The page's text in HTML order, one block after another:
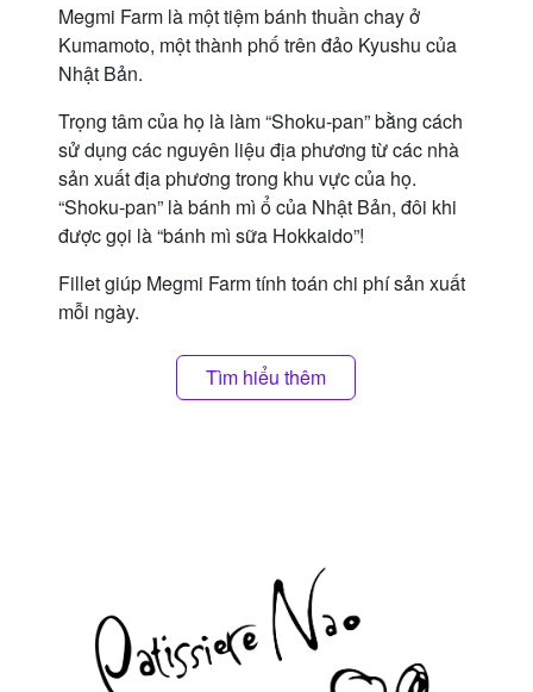
Megmi Farm là một tiệm bánh thuần chay ở
Kumamoto, một thành phố trên đảo Kyushu của
Nhật Bản.
Trọng tâm của họ là làm “Shoku-pan” bằng cách
sử dụng các nguyên liệu địa phương từ các nhà
sản xuất địa phương trong khu vực của họ.
“Shoku-pan” là bánh mì ổ của Nhật Bản, đôi khi
được gọi là “bánh mì sữa Hokkaido”!
Fillet giúp Megmi Farm tính toán chi phí sản xuất
mỗi ngày.
Tìm hiểu thêm